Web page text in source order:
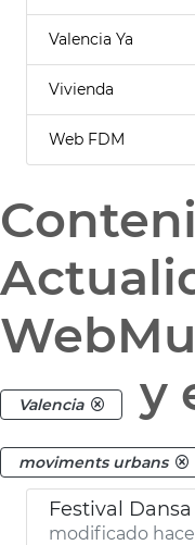
Valencia Ya
Vivienda
Web FDM
Valencia y
moviments urbans
Festival
modificado